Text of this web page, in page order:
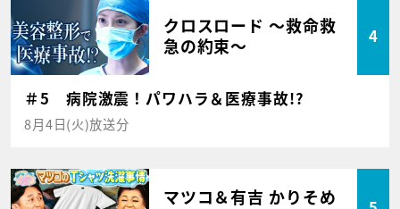
クロスロード ～救命救
急の約束～
4
＃5 病院激震！パワハラ＆医療事故!?
8月4日(火)放送分
マツコ＆有吉 かりそめ